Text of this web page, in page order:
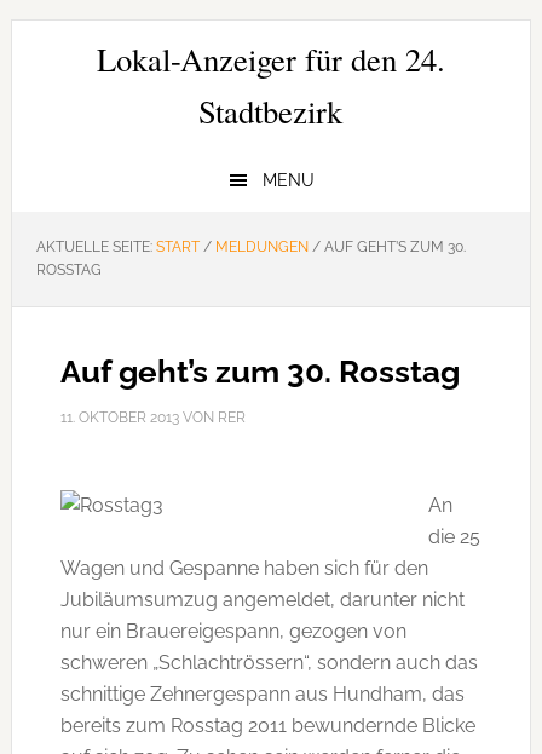
Zur
Hauptnavigation
Zum
Zur
SeitenspalteLokal-Anzeiger für den 24.
Stadtbezirk
MENU
AKTUELLE SEITE: START / MELDUNGEN /AUF GEHT’S ZUM 30.
ROSSTAG
Auf geht’s zum 30. Rosstag
11. OKTOBER 2013VON RER
An
die 25
Wagen und Gespanne haben sich für den
Jubiläumsumzug angemeldet, darunter nicht
nur ein Brauereigespann, gezogen von
schweren „Schlachtrössern“, sondern auch das
schnittige Zehnergespann aus Hundham, das
bereits zum Rosstag 2011 bewundernde Blicke